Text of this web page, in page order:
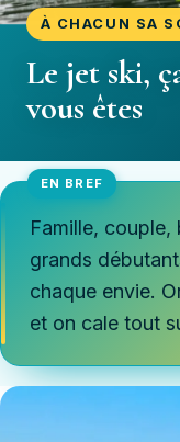
À CHACUN SA
Le jet ski,
vous êtes
Famille,
grands
chaque envie.
et on cale tout